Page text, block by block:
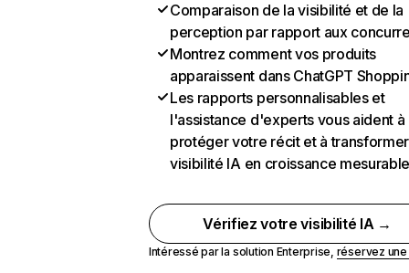
Comparaison de la visibilité et de la
perception par rapport aux
Montrez comment vos produits
apparaissent dans ChatGPT
Les rapports personnalisables et
l'assistance d'experts vous aident à
protéger votre récit et à
visibilité IA en croissance
Vérifiez votre visibilité IA →
Intéressé par la solution Enterprise, réservez